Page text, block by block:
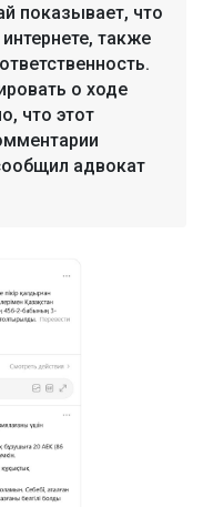
показывает, что
также
о ходе
что этот
адвокат